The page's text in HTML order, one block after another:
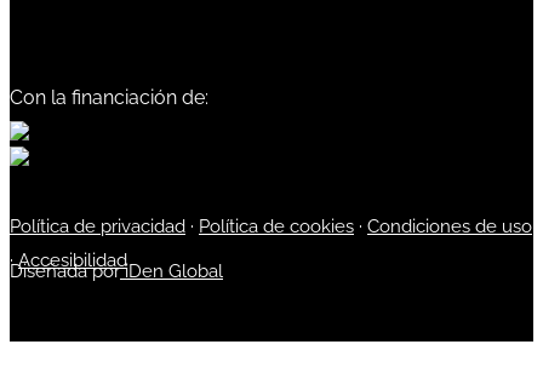
Con la financiación de:
Política de privacidad · Política de cookies · Condiciones de uso
·Accesibilidad
Diseñada poriDen Global